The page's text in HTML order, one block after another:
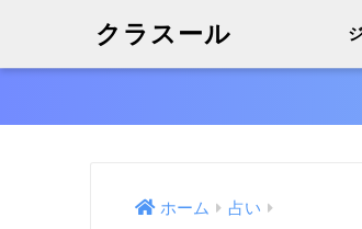
クラスール
ホーム 占い